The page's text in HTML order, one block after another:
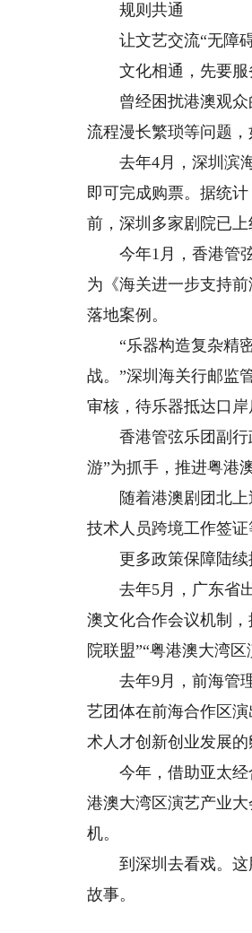
规则共通
让文艺交流“无障
文化相通，先要服
曾经困扰港澳观众
流程漫长繁琐等问题，
去年4月，深圳滨海
即可完成购票。据统
前，深圳多家剧院已
今年1月，香港管弦
为《海关进一步支持
落地案例。
“乐器构造复杂精密
战。”深圳海关行邮监
审核，待乐器抵达口
香港管弦乐团副行
游”为抓手，推进粤港
随着港澳剧团北上巡
技术人员跨境工作签
更多政策保障陆
去年5月，广东省出
澳文化合作会议机制
院联盟”“粤港澳大湾
去年9月，前海管理
艺团体在前海合作区
术人才创新创业发展
今年，借助亚太经
港澳大湾区演艺产业
机。
到深圳去看戏。这股
故事。